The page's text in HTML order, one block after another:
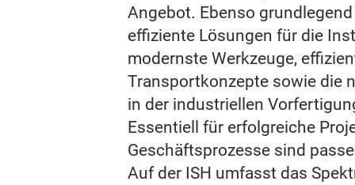
Angebot. Ebenso
effiziente Lösungen für die
modernste Werkzeuge,
Transportkonzepte sowie die
in der industriellen
Essentiell für erfolgreiche
Geschäftsprozesse sind
Auf der ISH umfasst das